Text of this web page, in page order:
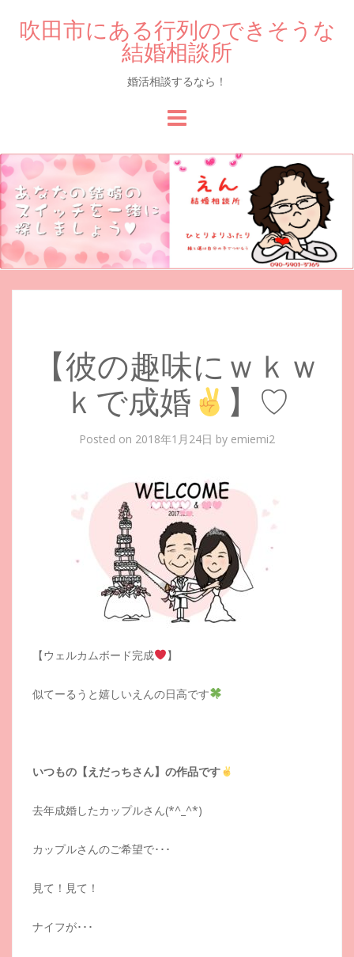
吹田市にある行列のできそうな
結婚相談所
婚活相談するなら！
to
content
【彼の趣味にｗｋｗ
ｋで成婚
】♡
Posted on 2018年1月24日 by emiemi2
【ウェルカムボード完成 】
似てーるうと嬉しいえんの日高です
いつもの【えだっちさん】の作品です
去年成婚したカップルさん(*^_^*)
カップルさんのご希望で･･･
見て！見て！
ナイフが･･･